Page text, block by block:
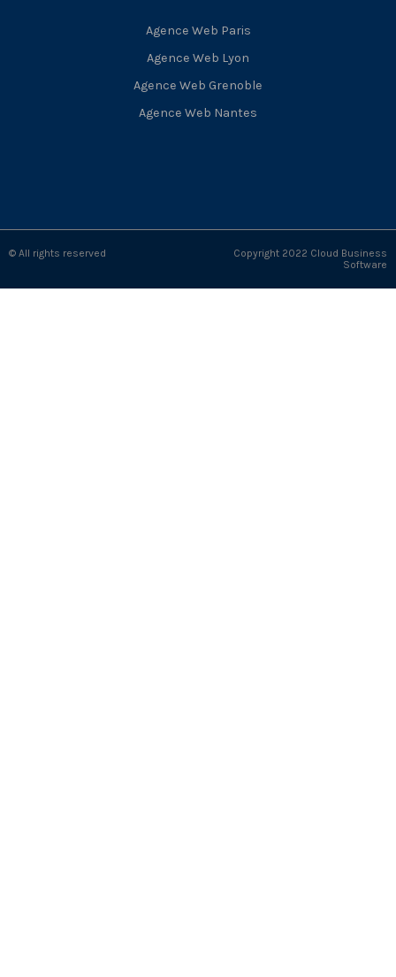
Agence Web Paris
Agence Web Lyon
Agence Web Grenoble
Agence Web Nantes
© All rights reserved
Copyright 2022 Cloud Business
Software